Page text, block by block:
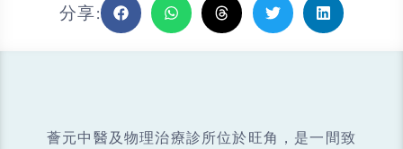
分享:
薈元中醫及物理治療診所位於旺角，是一間致